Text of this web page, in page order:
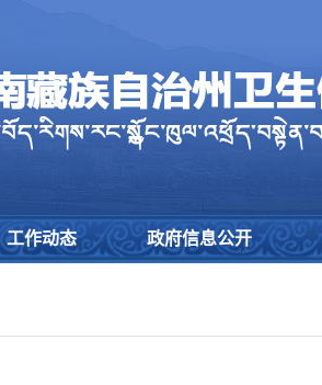
工作动态 政府信息公开